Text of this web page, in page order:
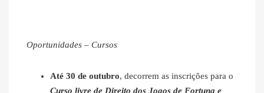
Oportunidades – Cursos
Até 30 de outubro, decorrem as inscrições para o
Curso livre de Direito dos Jogos de Fortuna e